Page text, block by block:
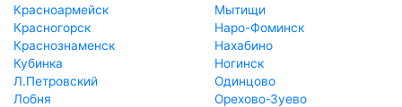
Красноармейск
Красногорск
Краснознаменск
Кубинка
Л.Петровский
Лобня
Мытищи
Наро-Фоминск
Нахабино
Ногинск
Одинцово
Орехово-Зуево